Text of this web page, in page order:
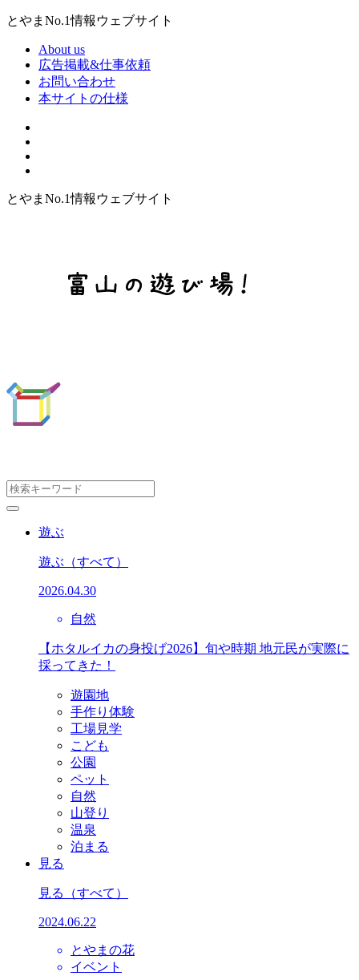
とやまNo.1情報ウェブサイト
About us
広告掲載&仕事依頼
お問い合わせ
本サイトの仕様
とやまNo.1情報ウェブサイト
遊ぶ
遊ぶ （すべて）
2026.04.30
自然
【ホタルイカの身投げ2026】旬や時期 地元民が実際に
採ってきた！
遊園地
手作り体験
工場見学
こども
公園
ペット
自然
山登り
温泉
泊まる
見る
見る （すべて）
2024.06.22
とやまの花
イベント